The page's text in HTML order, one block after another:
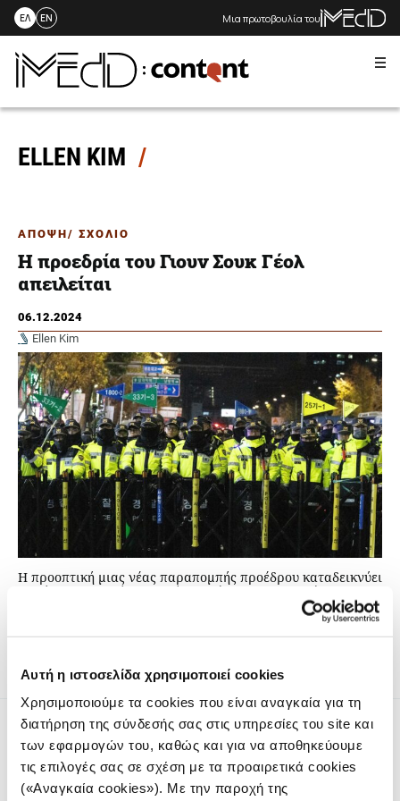
Αυτή η ιστοσελίδα χρησιμοποιεί cookies
Χρησιμοποιούμε τα cookies που είναι αναγκαία για τη
διατήρηση της σύνδεσής σας στις υπηρεσίες του site και
των εφαρμογών του, καθώς και για να αποθηκεύουμε
τις επιλογές σας σε σχέση με τα προαιρετικά cookies
(«Αναγκαία cookies»). Με την παροχή της
Skip
content
ΕΛ EN Μια πρωτοβουλία του
ELLEN KIM
ΑΠΟΨΗ/ ΣΧΟΛΙΟ
Η προεδρία του Γιουν Σουκ Γέολ
απειλείται
06.12.2024
Ellen Kim
H προοπτική μιας νέας παραπομπής προέδρου καταδεικνύει
την ύπαρξη κενού πολιτικής ηγεσίας, την αδυναμία
πολιτικής συνεργασίας, καθώς και τη βαθιά πόλωση που